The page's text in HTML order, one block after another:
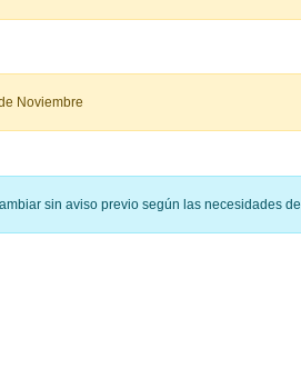
Noviembre
sin aviso previo según las necesidades de